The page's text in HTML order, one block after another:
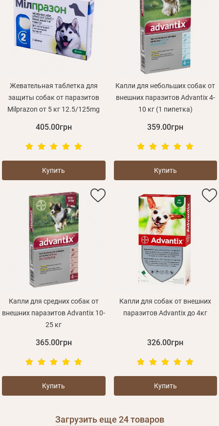
Жевательная таблетка для
защиты собак от паразитов
Milprazon от 5 кг 12.5/125mg
405.00грн
Купить
Капли для небольших собак от
внешних паразитов Advantix 4-
10 кг (1 пипетка)
359.00грн
Купить
Капли для средних собак от
внешних паразитов Advantix 10-
25 кг
365.00грн
Купить
Капли для собак от внешних
паразитов Advantix до 4кг
326.00грн
Купить
Загрузить еще 24товаров